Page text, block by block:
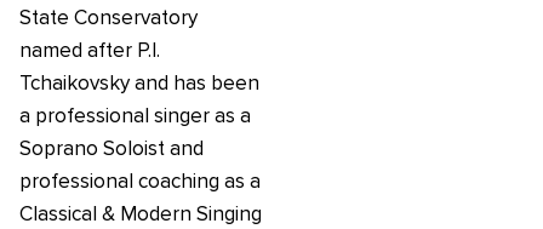
State Conservatory
named after P.I.
Tchaikovsky and has been
a professional singer as a
Soprano Soloist and
professional coaching as a
Classical & Modern Singing